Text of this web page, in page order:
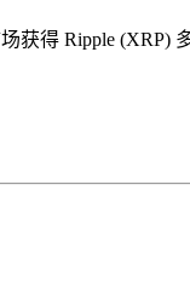
获得 Ripple